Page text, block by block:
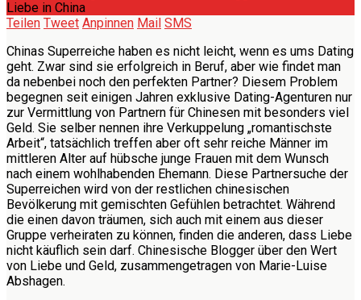
Teilen Tweet Anpinnen Mail SMS
Chinas Superreiche haben es nicht leicht, wenn es ums Dating
geht. Zwar sind sie erfolgreich in Beruf, aber wie findet man
da nebenbei noch den perfekten Partner? Diesem Problem
begegnen seit einigen Jahren exklusive Dating-Agenturen nur
zur Vermittlung von Partnern für Chinesen mit besonders viel
Geld. Sie selber nennen ihre Verkuppelung „romantischste
Arbeit“, tatsächlich treffen aber oft sehr reiche Männer im
mittleren Alter auf hübsche junge Frauen mit dem Wunsch
nach einem wohlhabenden Ehemann. Diese Partnersuche der
Superreichen wird von der restlichen chinesischen
Bevölkerung mit gemischten Gefühlen betrachtet. Während
die einen davon träumen, sich auch mit einem aus dieser
Gruppe verheiraten zu können, finden die anderen, dass Liebe
nicht käuflich sein darf. Chinesische Blogger über den Wert
von Liebe und Geld, zusammengetragen von Marie-Luise
Abshagen.